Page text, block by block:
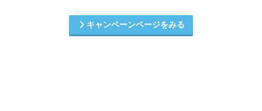
キャンペーンページをみる